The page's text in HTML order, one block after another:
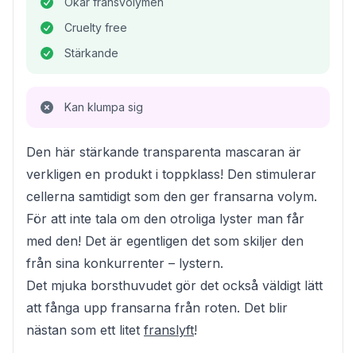
Cruelty free
Stärkande
Kan klumpa sig
Den här stärkande transparenta mascaran är
verkligen en produkt i toppklass! Den stimulerar
cellerna samtidigt som den ger fransarna volym.
För att inte tala om den otroliga lyster man får
med den! Det är egentligen det som skiljer den
från sina konkurrenter – lystern.
Det mjuka borsthuvudet gör det också väldigt lätt
att fånga upp fransarna från roten. Det blir
nästan som ett litet franslyft!